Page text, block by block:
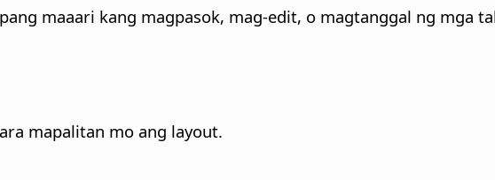
maaari kang magpasok, mag-edit, o magtanggal ng mga
mapalitan mo ang layout.